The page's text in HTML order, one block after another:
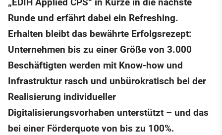
„EDIH Applied CPS“ in Kürze in die nächste
Runde und erfährt dabei ein Refreshing.
Erhalten bleibt das bewährte Erfolgsrezept:
Unternehmen bis zu einer Größe von 3.000
Beschäftigten werden mit Know-how und
Infrastruktur rasch und unbürokratisch bei der
Realisierung individueller
Digitalisierungsvorhaben unterstützt – und das
bei einer Förderquote von bis zu 100%.